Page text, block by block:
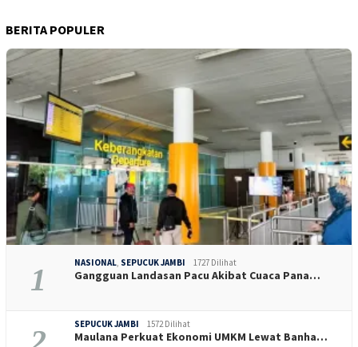
BERITA POPULER
1 NASIONAL, SEPUCUK JAMBI 1727 Dilihat
Gangguan Landasan Pacu Akibat Cuaca Pana…
SEPUCUK JAMBI 1572 Dilihat
Maulana Perkuat Ekonomi UMKM Lewat Banha…